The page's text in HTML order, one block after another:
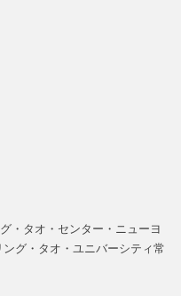
・タオ・センター・ニューヨ
グ・タオ・ユニバーシティ常